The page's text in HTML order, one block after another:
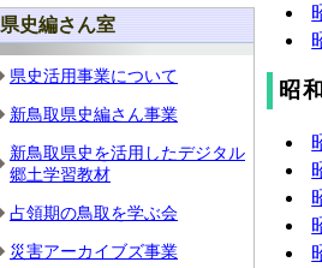
県史編さん室
県史活用事業について
新鳥取県史編さん事業
新鳥取県史を活用したデジタル
郷土学習教材
占領期の鳥取を学ぶ会
災害アーカイブズ事業
昭